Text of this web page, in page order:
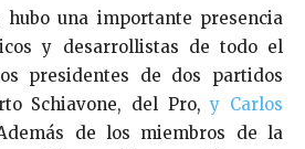
hubo una importante presencia
y desarrollistas de todo el
presidentes de dos partidos
Schiavone, del Pro,y Carlos
de los miembros de la